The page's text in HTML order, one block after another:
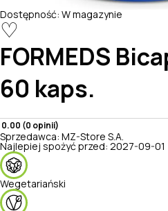
Dostępność: W magazynie
♡
FORMEDS
60 kaps.
0.00 (0 opinii)
Sprzedawca: MZ-Store S.A.
Najlepiej spożyć przed: 2027-09-01
Wegetariański